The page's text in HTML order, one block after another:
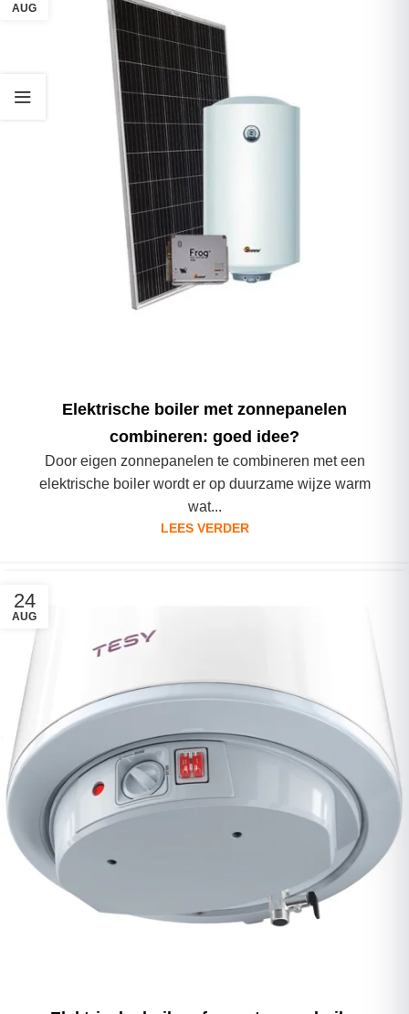
AUG
Elektrische boiler met zonnepanelen
combineren: goed idee?
Door eigen zonnepanelen te combineren met een
elektrische boiler wordt er op duurzame wijze warm
wat...
LEES VERDER
24
AUG